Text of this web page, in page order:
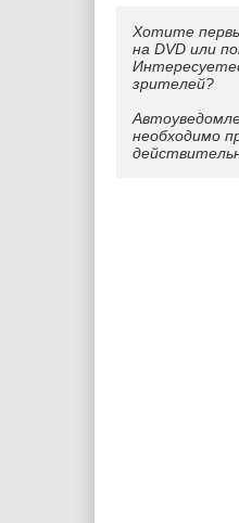
Хотите
на DVD или
зрителей?
необходимо